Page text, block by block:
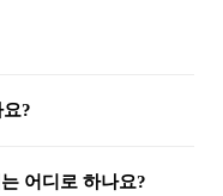
?
어디로 하나요?